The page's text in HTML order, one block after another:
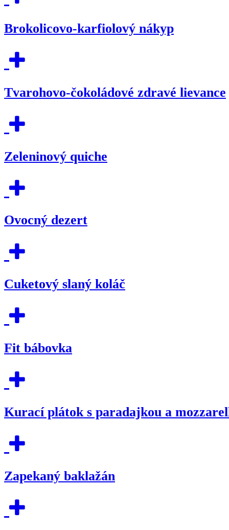
Brokolicovo-karfiolový nákyp
Tvarohovo-čokoládové zdravé lievance
Zeleninový quiche
Ovocný dezert
Cuketový slaný koláč
Fit bábovka
Kurací plátok s paradajkou a
Zapekaný baklažán